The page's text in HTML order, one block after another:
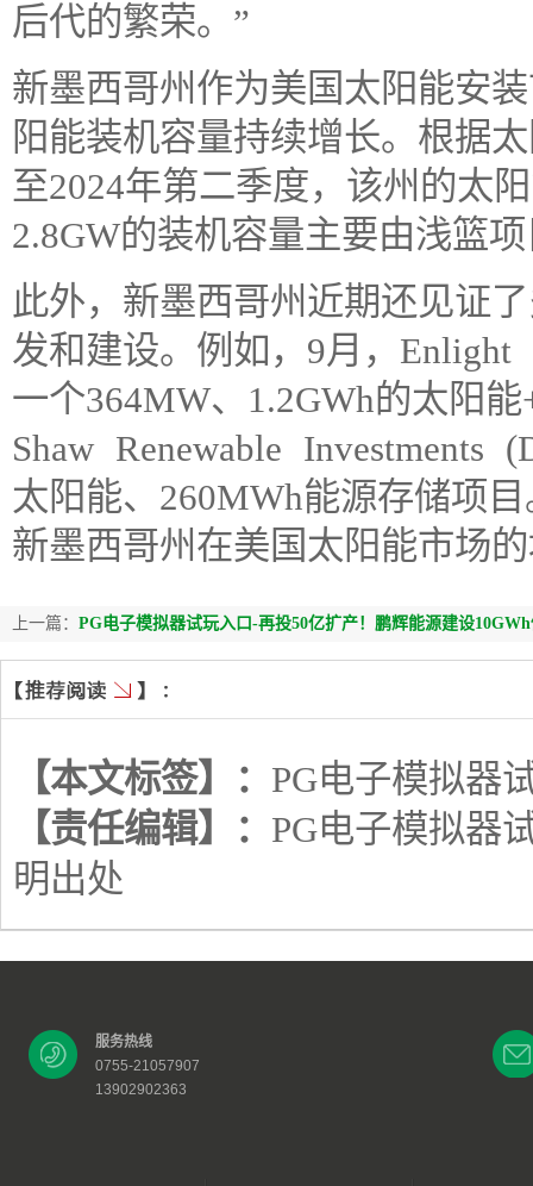
后代的繁荣。”
新墨西哥州作为美国太阳能安
阳能装机容量持续增长。根据
至2024年第二季度，该州的太
2.8GW的装机容量主要由浅篮
此外，新墨西哥州近期还见证
发和建设。例如，9月，Enlight
一个364MW、1.2GWh的太阳
Shaw Renewable Investments
太阳能、260MWh能源存储项
新墨西哥州在美国太阳能市场
上一篇： PG电子模拟器试玩入口-再投50亿扩产！鹏辉能源建设
【本文标签】： PG电子模拟器
【责任编辑】： PG电子模拟器
明出处
服务热线
0755-21057907
13902902363